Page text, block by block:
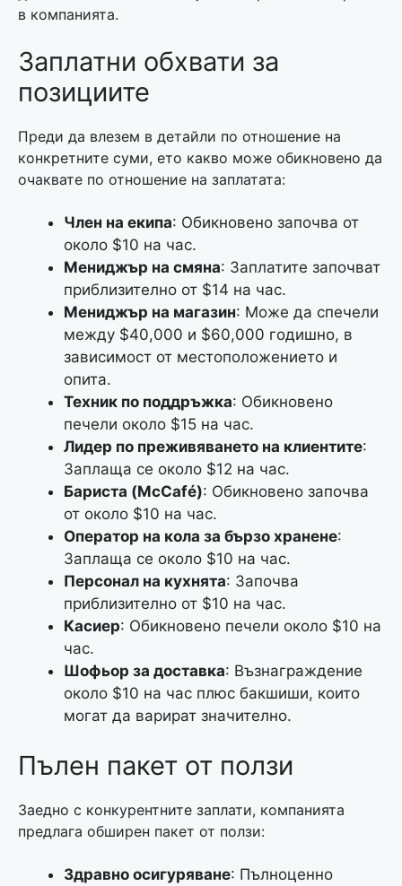
в компанията.
Заплатни обхвати за
позициите
Преди да влезем в детайли по отношение на
конкретните суми, ето какво може обикновено да
очаквате по отношение на заплатата:
Член на екипа: Обикновено започва от
около $10 на час.
Мениджър на смяна: Заплатите започват
приблизително от $14 на час.
Мениджър на магазин: Може да спечели
между $40,000 и $60,000 годишно, в
зависимост от местоположението и
опита.
Техник по поддръжка: Обикновено
печели около $15 на час.
Лидер по преживяването на клиентите:
Заплаща се около $12 на час.
Бариста (McCafé): Обикновено започва
от около $10 на час.
Оператор на кола за бързо хранене:
Заплаща се около $10 на час.
Персонал на кухнята: Започва
приблизително от $10 на час.
Касиер: Обикновено печели около $10 на
час.
Шофьор за доставка: Възнаграждение
около $10 на час плюс бакшиши, които
могат да варират значително.
Пълен пакет от ползи
Заедно с конкурентните заплати, компанията
предлага обширен пакет от ползи:
Здравно осигуряване: Пълноценно